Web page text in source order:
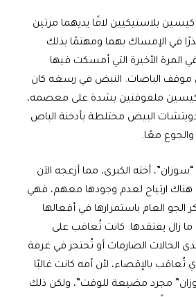
كيسين بلاستيكيين لافًا يديهما مرتين
في الإمساك بهما ومهتمًا بذلك
المرة الأخيرة التي أمسكت فيها
موقف الباصات. النبض في رسغه كان
ملفوفتين بشدة على معصمه،
البيض مختلطة بأدخنة الباص
معًا.
أخته الكبرى، مما أزعجه الآن
هناك ارتياح لعدم وجودها معهم، فهي
الجو العام باستمرارها في أفعالها
زال يفتقدها. كانت تُعاقب على
الخالات الصارمات أو تُحتجز في غرفة
تُعاقب بالإقصاء، لأن أمه كانت غالبًا
مجرد مضيعة للوقت”، ولكن ذلك